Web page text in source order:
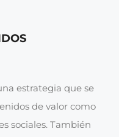
estrategia que se
de valor como
sociales. También